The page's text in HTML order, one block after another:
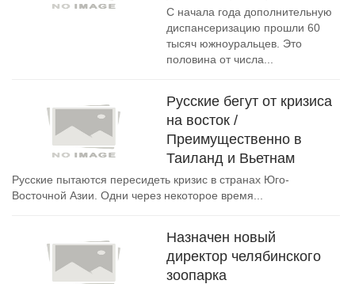
С начала года дополнительную
диспансеризацию прошли 60
тысяч южноуральцев. Это
половина от числа...
Русские бегут от кризиса
на восток /
Преимущественно в
Таиланд и Вьетнам
Русские пытаются пересидеть кризис в странах Юго-
Восточной Азии. Одни через некоторое время...
Назначен новый
директор челябинского
зоопарка